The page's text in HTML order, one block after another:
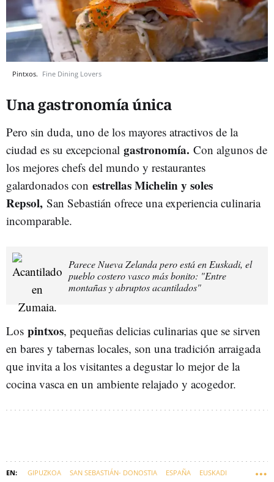
Pintxos. Fine Dining Lovers
Una gastronomía única
Pero sin duda, uno de los mayores atractivos de la
ciudad es su excepcional gastronomía. Con algunos de
los mejores chefs del mundo y restaurantes
galardonados con estrellas Michelin y soles
Repsol, San Sebastián ofrece una experiencia culinaria
incomparable.
Parece Nueva Zelanda pero está en Euskadi, el
pueblo costero vasco más bonito: "Entre
montañas y abruptos acantilados"
Los pintxos, pequeñas delicias culinarias que se sirven
en bares y tabernas locales, son una tradición arraigada
que invita a los visitantes a degustar lo mejor de la
cocina vasca en un ambiente relajado y acogedor.
GIPUZKOA SAN SEBASTIÁN- DONOSTIA ESPAÑA EUSKADI